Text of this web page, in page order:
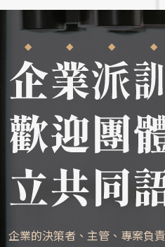
企業的決策者、主管、專案負